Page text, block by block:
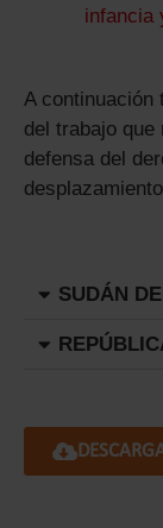
infancia
A continuación
del trabajo
defensa del
SUDÁN